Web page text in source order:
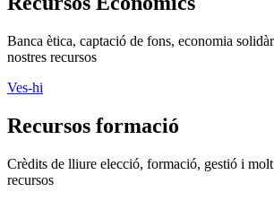
Banca ètica, captació de fons, economia
nostres recursos
Ves-hi
Recursos formació
Crèdits de lliure elecció, formació, gestió i molt
recursos